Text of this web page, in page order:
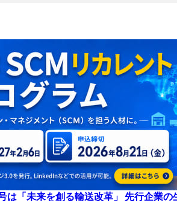
は「未来を創る輸送改革」 先行企業